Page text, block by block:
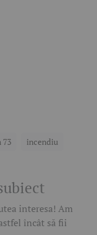
73 incendiu
interesa! Am
încât să fii